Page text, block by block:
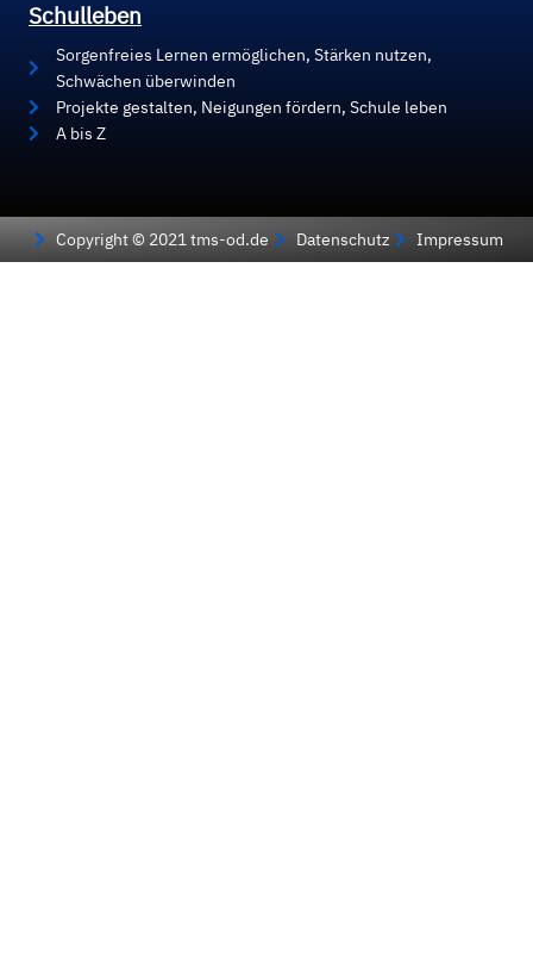
Schulleben
Sorgenfreies Lernen ermöglichen, Stärken nutzen,
Schwächen überwinden
Projekte gestalten, Neigungen fördern, Schule leben
A bis Z
Copyright © 2021 tms-od.de Datenschutz Impressum